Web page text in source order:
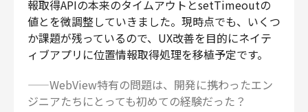
報取得APIの本来のタイムアウトとsetTimeoutの
値とを微調整していきました。現時点でも、いくつ
か課題が残っているので、UX改善を目的にネイテ
ィブアプリに位置情報取得処理を移植予定です。
——WebView特有の問題は、開発に携わったエン
ジニアたちにとっても初めての経験だった？